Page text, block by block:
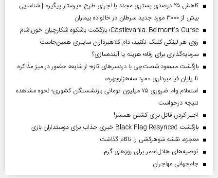
کاهش ۲۵ درصدی بستری مجدد با اجرای طرح «پرستار پیگیر» | شناسایی
بیش از ۳۰۰۰ مورد جدید سرطان در خانواده بیماران
Castlevania: Belmont’s Curse؛ بازگشت باشکوه شکارچیان خون‌آشام
روی هر لینکی کلیک نکنید، دام کلاهبرداران سایبری همین‌جاست
سرمایه‌گذاری برای رفاه؛ هزینه یا آینده‌سازی؟
بازگشت مسعود شصت‌چی با دردسر‌های تازه؛ از شایعه حضور در میز مذاکره
تا پایان فیلمبرداری «مرد سه‌هزارچهره»
استعلام وام ضروری ۷۵ میلیون تومانی بازنشستگان کشوری؛ نحوه مشاهده
نتیجه درخواست
اجیر کردن قاتل برای کشتن همسر!
بازگشت Black Flag Resynced خبری جذاب برای دوستداران بازی
معجزه، نقشه شوهرکشی را ناکام گذاشت
توصیه‌های هلال‌احمر برای روز‌های گرم
جام‌جهانی مهاجران